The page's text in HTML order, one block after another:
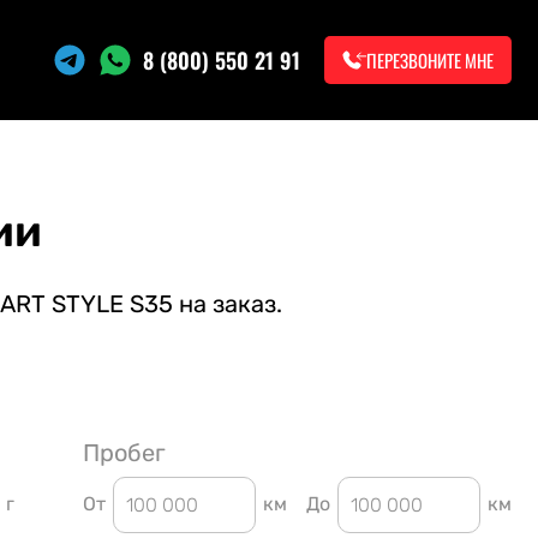
8 (800) 550 21 91 ПЕРЕЗВОНИТЕ МНЕ
STYLE S35 на заказ.
г
Пробег
От км До км